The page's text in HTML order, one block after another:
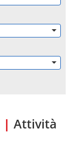
| Attività